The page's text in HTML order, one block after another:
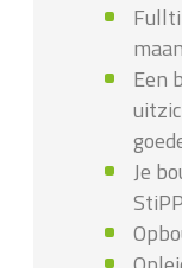
Een
Je